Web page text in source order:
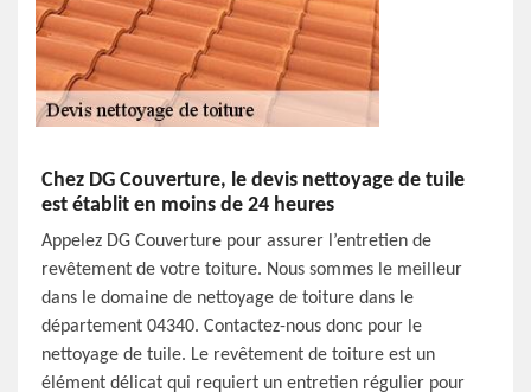
Chez DG Couverture, le devis nettoyage de tuile
est établit en moins de 24 heures
Appelez DG Couverture pour assurer l’entretien de
revêtement de votre toiture. Nous sommes le meilleur
dans le domaine de nettoyage de toiture dans le
département 04340. Contactez-nous donc pour le
nettoyage de tuile. Le revêtement de toiture est un
élément délicat qui requiert un entretien régulier pour